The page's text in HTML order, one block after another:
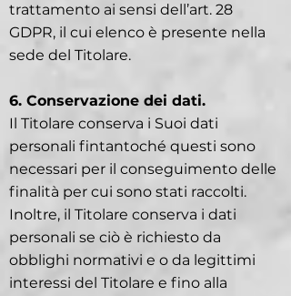
trattamento ai sensi dell’art. 28
GDPR, il cui elenco è presente nella
sede del Titolare.
6. Conservazione dei dati.
Il Titolare conserva i Suoi dati
personali fintantoché questi sono
necessari per il conseguimento delle
finalità per cui sono stati raccolti.
Inoltre, il Titolare conserva i dati
personali se ciò è richiesto da
obblighi normativi e o da legittimi
interessi del Titolare e fino alla